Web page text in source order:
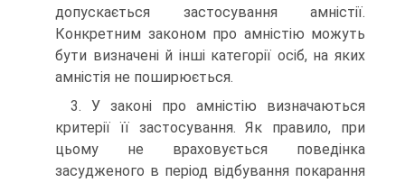
допускається застосування амністії.
Конкретним законом про амністію можуть
бути визначені й інші категорії осіб, на яких
амністія не поширюється.
3. У законі про амністію визначаються
критерії її застосування. Як правило, при
цьому не враховується поведінка
засудженого в період відбування покарання